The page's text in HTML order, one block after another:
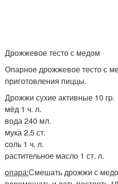
Дрожжевое тесто с медом
Опарное дрожжевое тесто с
приготовления пиццы.
Дрожжи сухие активные 10 гp.
мёд 1 ч. л.
вода 240 мл.
мука 2,5 ст.
cоль 1 ч. л.
pастительное масло 1 ст. л.
oпара:Смешать дрожжи с